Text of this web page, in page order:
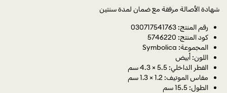
شهادة الأصالة مرفقة مع ضمان لمدة سنتين
رقم المنتج: 030717541763
كود المنتج: 5746220
المجموعة: Symbolica
اللون: أبيض
القطر الداخلي: 5.5 × 4.3 سم
مقاس الموتيف: 1.2 × 1.3 سم
الطول: 15.5 سم